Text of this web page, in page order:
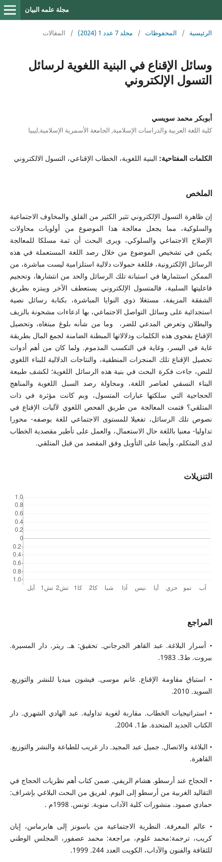
مجلة علمه البيان
الرئيسية / المحفوظات / مجلد 7 عدد 1 (2024) / المقالات
وسائل الإقناع في البنية اللغوية لرسائل
التسول الإلكتروني
أبوبكر محمد سويسي
كلية اللغة العربية والدراسات الإسلامية, الجامعة الأسمرية الإسلامية,ليبيا
الكلمات المفتاحية: البنية اللغوية، الخطاب الإقناعي، التسول الالكتروني
الملخص
إن ظاهرة التسول الإلكتروني تثير الكثير من القلق والمخاوف الاجتماعية
والسلوكية، مما يجعل معالجة هذا الموضوع من أولويات محاولات
الإصلاح الاجتماعي والسلوكي، ويرى البحث أن ثمة مسلكا للمعالجة
يكمن في تشخيص الموضوع من خلال رصد اللغة المستعملة في هذه
الرسائل الإلكترونية، فللغة حمولات دلالية استلزامية ليست مباشرة، من
الممكن استثمارها في استبانة تلك الرسائل والحد من انتشارها، وتحجيم
فاعليتها السلبية، فالمتسول الإلكتروني يستعطف الآخر ويبتزه بطريق
الشفقة المزيفة، مستغلا ذوي النوايا المباشرة، بكتابة رسائل نصية
استجدائية على وسائل التواصل الاجتماعي، بها ادعاءات مشحونة بالزيف
والبطلان وتعرض المدعي للضر، وما من شأنه بلوغ مبتغاه، وتحصيل
الإقناع بفحوى هذه الكلمات ودلالاتها المبطنة الضامنة لجمع المال بطريقة
غاية في اليسر، وغاية في التكسب المذموم. ولما كان من أهم أدوات
تحصيل الإقناع تلك المنجزات المنطقية، والنتاجات الدلالية للبناء اللغوي
للنص، جاءت فكرة البحث في بنية هذه الرسائل اللغوية؛ لكشف طبيعة
البناء النسقي لعناصر اللغة، ومحاولة رصد السبل اللغوية والمناهج
الحجاجية التي سلكتها عبارات المتسول، وبم كانت مؤثرة في ذات
المتلقي؟ فتمت المعالجة من طريق الفحص اللغوي لآليات الإقناع في
نصوص تلك الرسائل، تفعيلا للمستوى الاجتماعي للغة بوصفه- محورا
تداوليا- معنيا باللغة حال الاستعمال، والعمل على تأطير مقصدية الخطاب
لدى المتكلم، وأيضا على التأويل وفق المقصد من قبل المتلقي.
التنزيلات
المراجع
• أسرار البلاغة. عبد القاهر الجرجاني. تحقيق: هـ. ريتر. دار المسيرة.
بيروت. ط3. 1983.
• استباق مقاومة الإقناع. غانم موسى. فيشون ميديا للنشر والتوزيع.
السويد. 2010.
• استراتيجيات الخطاب. مقاربة لغوية تداولية. عبد الهادي الشهري. دار
الكتاب الجديد المتحدة. ط1. 2004.
• البلاغة والاتصال. جميل عبد المجيد. دار غريب للطباعة والنشر والتوزيع.
القاهرة.
• الحجاج عند أرسطو. هشام الريفي. ضمن كتاب أهم نظريات الحجاج في
التقاليد الغربية من أرسطو إلى اليوم. لفريق من البحث البلاغي بإشراف:
حمادي صمود. منشورات كلية الآداب منوبة. تونس. 1998م .
• عالم المعرفة. النظرية الاجتماعية من باسونز إلى هابرماس، إيان
كريب، ترجمة:محمد غلوم، مراجعة: محمد عصفور، المجلس الوطني
للثقافة والفنون والآداب، الكويت العدد 244. 1999.